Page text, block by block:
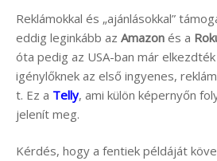
Reklámokkal és „ajánlásokkal”
eddig leginkább az Amazon és a
óta pedig az USA-ban már
igénylőknek az első ingyenes,
t. Ez a Telly, ami külön képernyőn
jelenít meg.
Kérdés, hogy a fentiek példáját